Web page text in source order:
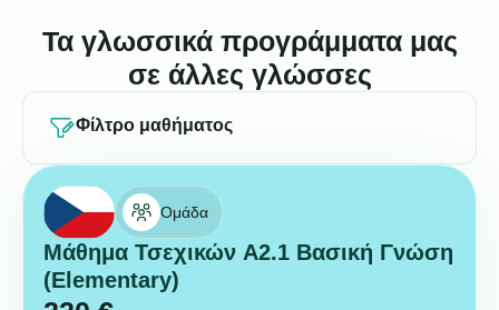
Τα γλωσσικά προγράμματα μας
σε άλλες γλώσσες
Φίλτρο μαθήματος
Ομάδα
Μάθημα Τσεχικών A2.1 Βασική Γνώση
(Elementary)